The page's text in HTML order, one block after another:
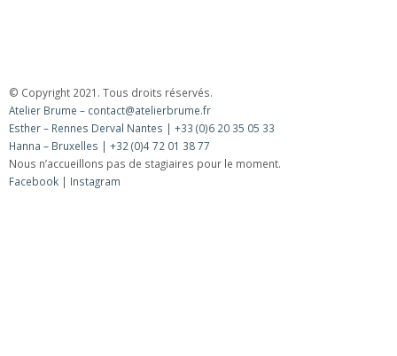
© Copyright 2021. Tous droits réservés.
Atelier Brume – contact@atelierbrume.fr
Esther – Rennes Derval Nantes | +33 (0)6 20 35 05 33
Hanna – Bruxelles | +32 (0)4 72 01 38 77
Nous n’accueillons pas de stagiaires pour le moment.
Facebook | Instagram